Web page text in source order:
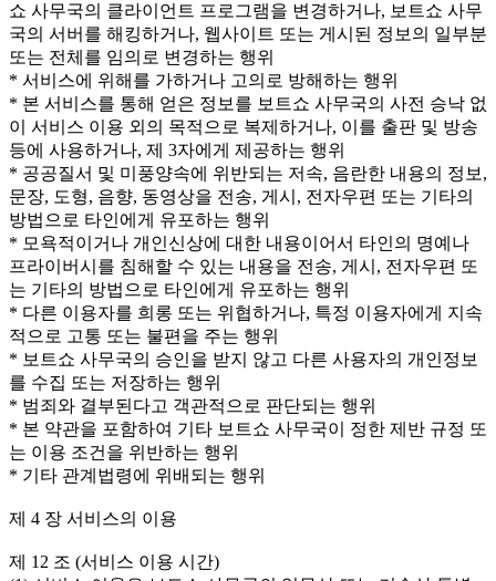
쇼 사무국의 클라이언트 프로그램을 변경하거나, 보트쇼 사무
국의 서버를 해킹하거나, 웹사이트 또는 게시된 정보의 일부분
또는 전체를 임의로 변경하는 행위
* 서비스에 위해를 가하거나 고의로 방해하는 행위
* 본 서비스를 통해 얻은 정보를 보트쇼 사무국의 사전 승낙 없
이 서비스 이용 외의 목적으로 복제하거나, 이를 출판 및 방송
등에 사용하거나, 제 3자에게 제공하는 행위
* 공공질서 및 미풍양속에 위반되는 저속, 음란한 내용의 정보,
문장, 도형, 음향, 동영상을 전송, 게시, 전자우편 또는 기타의
방법으로 타인에게 유포하는 행위
* 모욕적이거나 개인신상에 대한 내용이어서 타인의 명예나
프라이버시를 침해할 수 있는 내용을 전송, 게시, 전자우편 또
는 기타의 방법으로 타인에게 유포하는 행위
* 다른 이용자를 희롱 또는 위협하거나, 특정 이용자에게 지속
적으로 고통 또는 불편을 주는 행위
* 보트쇼 사무국의 승인을 받지 않고 다른 사용자의 개인정보
를 수집 또는 저장하는 행위
* 범죄와 결부된다고 객관적으로 판단되는 행위
* 본 약관을 포함하여 기타 보트쇼 사무국이 정한 제반 규정 또
는 이용 조건을 위반하는 행위
* 기타 관계법령에 위배되는 행위
제 4 장 서비스의 이용
제 12 조 (서비스 이용 시간)